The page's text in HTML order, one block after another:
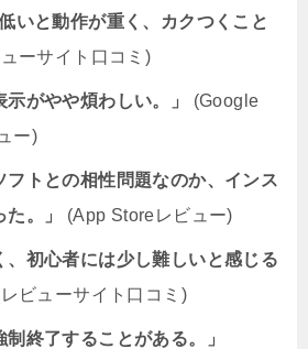
いと動作が重く、カクつくこと
ーサイト口コミ)
示がやや煩わしい。」
(Google
ー)
フトとの相性問題なのか、インス
。」
(App Storeレビュー)
、初心者には少し難しいと感じる
ビューサイト口コミ)
制終了することがある。」